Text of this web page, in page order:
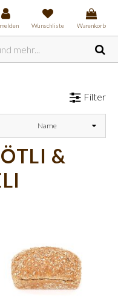
Wunschliste Warenkorb
Filter
Name
&